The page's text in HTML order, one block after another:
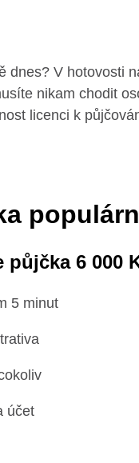
dnes? V hotovosti
nikam chodit
licenci k
půjčka 6 000
5 minut
účet